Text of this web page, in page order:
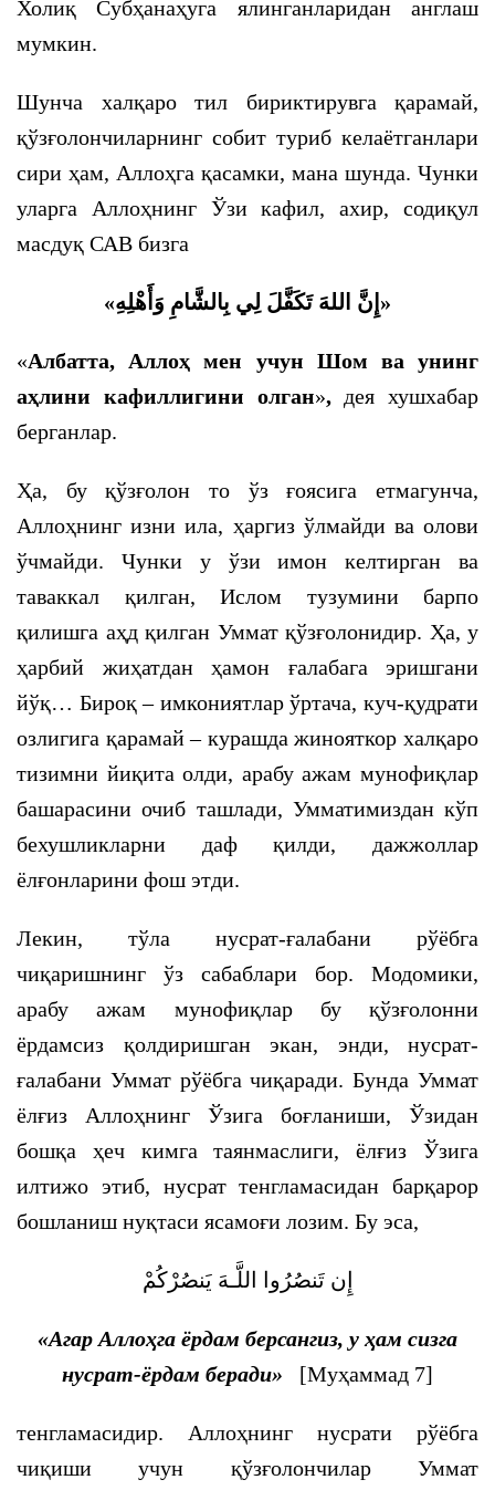
Холиқ Субҳанаҳуга ялинганларидан англаш
мумкин.
Шунча халқаро тил бириктирувга қарамай,
қўзғолончиларнинг собит туриб келаётганлари
сири ҳам, Аллоҳга қасамки, мана шунда. Чунки
уларга Аллоҳнинг Ўзи кафил, ахир, содиқул
масдуқ САВ бизга
«إِنَّ اللهَ تَكَفَّلَ لِي بِالشَّامِ وَأَهْلِهِ»
«Албатта, Аллоҳ мен учун Шом ва унинг
аҳлини кафиллигини олган»,дея хушхабар
берганлар.
Ҳа, бу қўзғолон то ўз ғоясига етмагунча,
Аллоҳнинг изни ила, ҳаргиз ўлмайди ва олови
ўчмайди. Чунки у ўзи имон келтирган ва
таваккал қилган, Ислом тузумини барпо
қилишга аҳд қилган Уммат қўзғолонидир. Ҳа, у
ҳарбий жиҳатдан ҳамон ғалабага эришгани
йўқ… Бироқ – имкониятлар ўртача, куч-қудрати
озлигига қарамай – курашда жинояткор халқаро
тизимни йиқита олди, арабу ажам мунофиқлар
башарасини очиб ташлади, Умматимиздан кўп
бехушликларни даф қилди, дажжоллар
ёлғонларини фош этди.
Лекин, тўла нусрат-ғалабани рўёбга
чиқаришнинг ўз сабаблари бор. Модомики,
арабу ажам мунофиқлар бу қўзғолонни
ёрдамсиз қолдиришган экан, энди, нусрат-
ғалабани Уммат рўёбга чиқаради. Бунда Уммат
ёлғиз Аллоҳнинг Ўзига боғланиши, Ўзидан
бошқа ҳеч кимга таянмаслиги, ёлғиз Ўзига
илтижо этиб, нусрат тенгламасидан барқарор
бошланиш нуқтаси ясамоғи лозим. Бу эса,
إِن تَنصُرُوا اللَّـهَ يَنصُرْكُمْ
«Агар Аллоҳга ёрдам берсангиз, у ҳам сизга
нусрат-ёрдам беради» [Муҳаммад 7]
тенгламасидир. Аллоҳнинг нусрати рўёбга
чиқиши учун қўзғолончилар Уммат